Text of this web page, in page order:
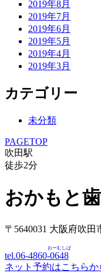
2019年8月
2019年7月
2019年6月
2019年5月
2019年4月
2019年3月
カテゴリー
未分類
PAGETOP
吹田駅
徒歩2分
おかもと
〒5640031 大阪府吹
tel.06-4860-0648
おーむしば
ネット予約はこちらか